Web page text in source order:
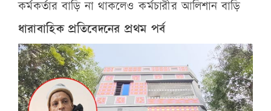
কর্মকর্তার বাড়ি না থাকলেও কর্মচারীর আলিশান বাড়ি
ধারাবাহিক প্রতিবেদনের প্রথম পর্ব